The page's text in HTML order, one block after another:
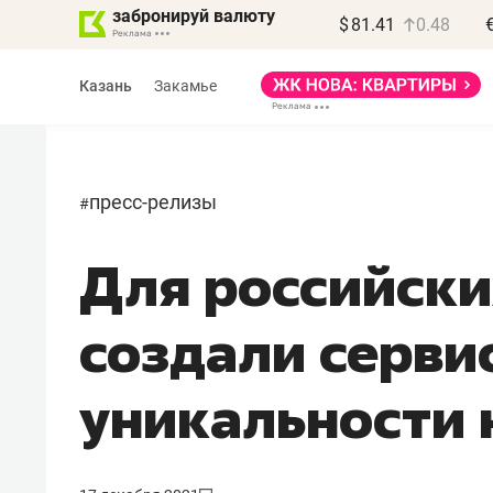
забронируй валюту $ 81.41 0.48
Казань Закамье
#пресс-релизы
Для
создали
уникальности
Василь Мазитов
МАРТ
«Не зная местных
потерять минимум